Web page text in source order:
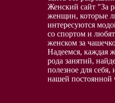
Женский сайт "За
женщин, которые
интересуются
со спортом и
женском за
Надеемся, каждая
рода занятий,
полезное для
нашей постоянной